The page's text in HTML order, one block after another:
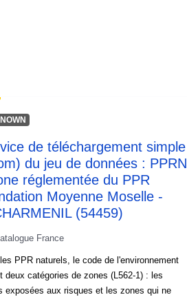
de téléchargement simple
du jeu de données : PPRN
réglementée du PPR
Moyenne Moselle -
(54459)
France
PPR naturels, le code de l'environnement
deux catégories de zones (L562-1) : les
exposées aux risques et les zones qui ne